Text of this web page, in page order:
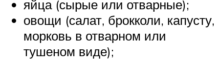
яйца (сырые или отварные);
овощи (салат, брокколи, капусту,
морковь в отварном или
тушеном виде);